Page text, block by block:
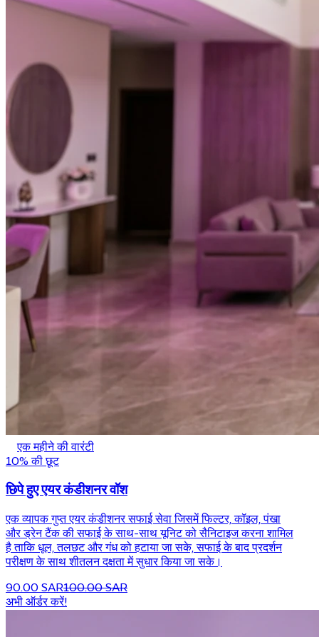
एक महीने की वारंटी
10% की छूट
छिपे हुए एयर कंडीशनर वॉश
एक व्यापक गुप्त एयर कंडीशनर सफाई सेवा जिसमें फिल्टर, कॉइल, पंखा
और ड्रेन टैंक की सफाई के साथ-साथ यूनिट को सैनिटाइज करना शामिल
है ताकि धूल, तलछट और गंध को हटाया जा सके, सफाई के बाद प्रदर्शन
परीक्षण के साथ शीतलन दक्षता में सुधार किया जा सके।
90.00 SAR100.00 SAR
अभी ऑर्डर करें!